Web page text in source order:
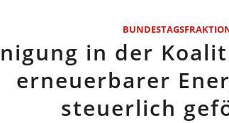
in der
erneuerbarer
steuerlich